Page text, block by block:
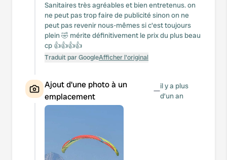
Sanitaires très agréables et bien entretenus. on
ne peut pas trop faire de publicité sinon on ne
peut pas revenir nous-mêmes si c'est toujours
plein 🤣 mérite définitivement le prix du plus beau
cp 👍👍👍👍
Traduit par GoogleAfficher l'original
Ajout d'une photo à un
emplacement
—il y a plus
d’un an